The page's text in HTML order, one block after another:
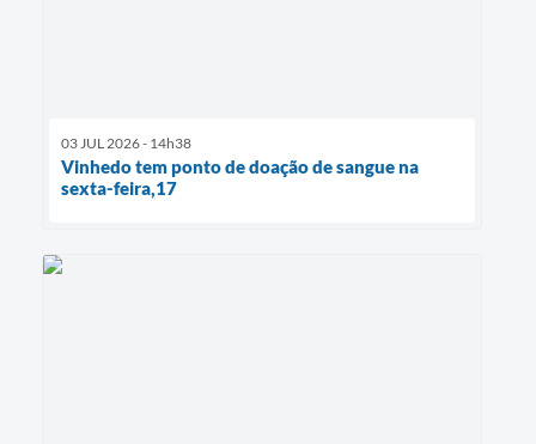
03 JUL 2026 - 14h38
Vinhedo tem ponto de doação de sangue na
sexta-feira,17